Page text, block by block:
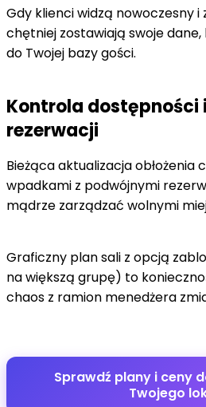
Gdy klienci widzą nowoczesny
chętniej zostawiają swoje
do Twojej bazy gości.
Kontrola dostępności
rezerwacji
Bieżąca aktualizacja obłożenia
wpadkami z podwójnymi
mądrze zarządzać wolnymi
Graficzny plan sali z opcją
na większą grupę) to
chaos z ramion menedżera
Sprawdź plany i ceny
Twojego